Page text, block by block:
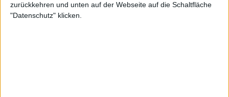
zurückkehren und unten auf der Webseite auf die Schaltfläche
"Datenschutz" klicken.